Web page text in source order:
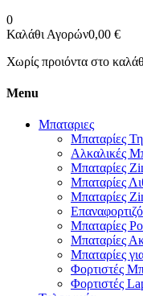
0
Καλάθι Αγορών0,00 €
Χωρίς προιόντα στο
Menu
Μπαταριες
Μπαταρίες
Αλκαλικές
Μπαταρίες
Μπαταρίες
Μπαταρίες
Μπαταρίες
Μπαταρίες
Μπαταρίες
Φορτιστές
Φορτιστές